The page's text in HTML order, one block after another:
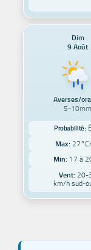
Dim
9 Août
Averses/
5-10mm
Probabilité :
Max:
Min: 17 à
Vent:20-
km/h sud-